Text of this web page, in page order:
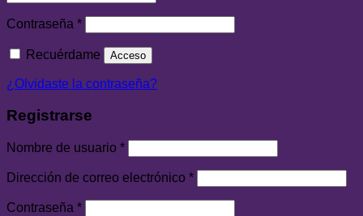
Contraseña *
Recuérdame Acceso
¿Olvidaste la contraseña?
Registrarse
Nombre de usuario *
Dirección de correo electrónico *
Contraseña *